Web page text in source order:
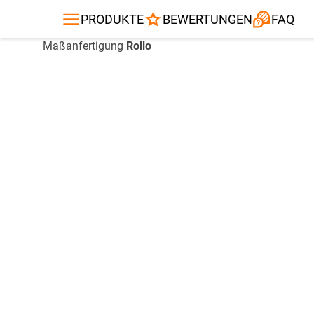
PRODUKTE BEWERTUNGEN FAQ
Alle
Maßanfertigung Rollo